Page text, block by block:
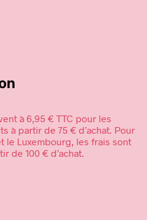
à 6,95 € TTC pour les
à partir de 75 € d’achat. Pour
le Luxembourg, les frais sont
de 100 € d’achat.